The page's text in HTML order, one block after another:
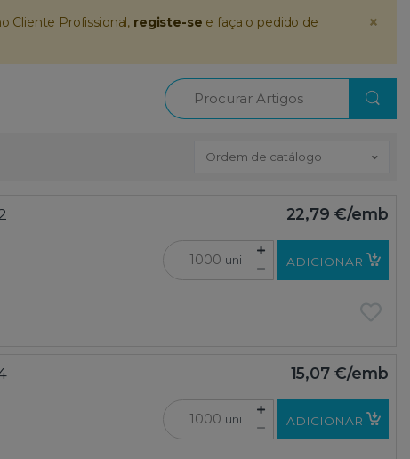
×
Cliente Profissional, registe-se e faça o pedido de
Procurar
Ordem de catálogo
22,79 €/emb
uni ADICIONAR
15,07 €/emb
uni ADICIONAR